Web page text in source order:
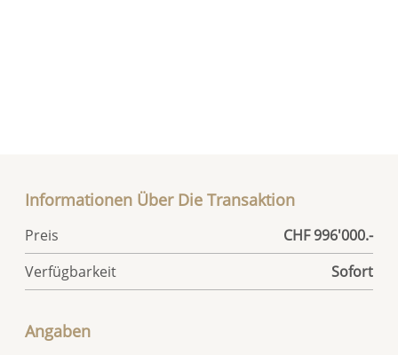
Informationen Über Die Transaktion
Preis
CHF 996'000.-
Verfügbarkeit
Sofort
Angaben